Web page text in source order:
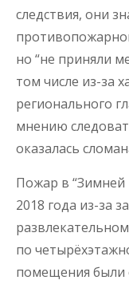
следствия, они
но “не приняли
том числе из-за
регионального
мнению
оказалась
Пожар в
2018 года из-за
по
помещения были